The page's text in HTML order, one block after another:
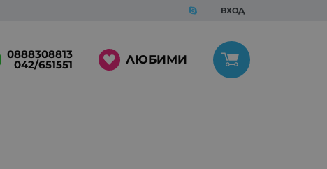
ВХОД
0888308813
042/651551 ЛЮБИМИ